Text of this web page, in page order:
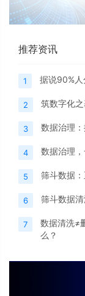
推荐资讯
1 据说90%人
2 筑数字化
3 数据治理
4 数据治理，
5 筛斗数据
6 筛斗数据
7
数据清洗≠
么？